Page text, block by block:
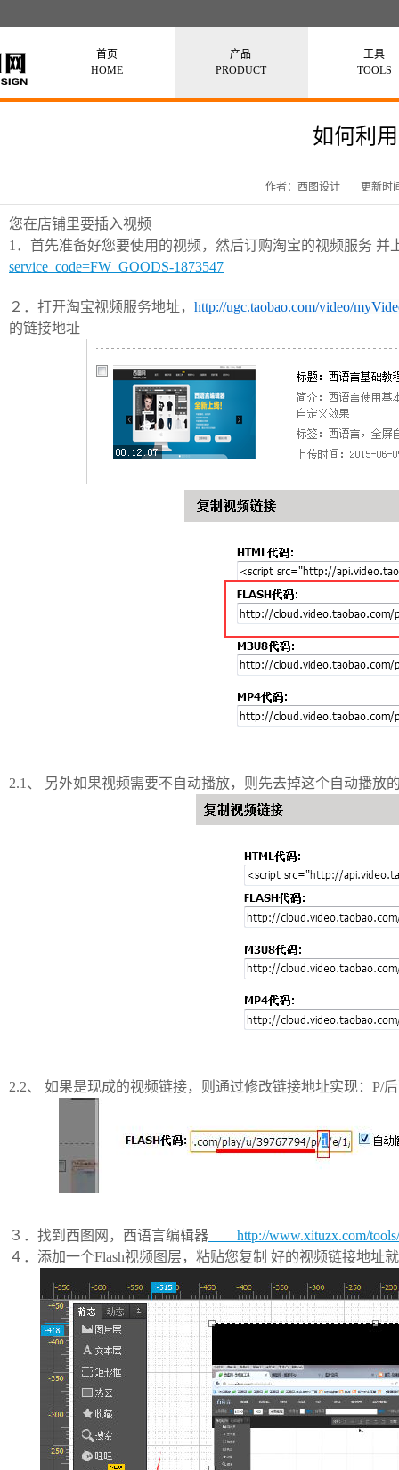
首页
HOME
产品
PRODUCT
工具
TOOLS
如何利
作者：西图设计 更新时
您在店铺里要插入视频
1．首先准备好您要使用的视频，然后订购淘宝的视频服务 并
service_code=FW_GOODS-1873547
２．打开淘宝视频服务地址， http://ugc.taobao.com/video/
的链接地址
2.1、 另外如果视频需要不自动播放，则先去掉这个自动播放
2.2、 如果是现成的视频链接，则通过修改链接地址实现：P/
３．找到西图网，西语言编辑器 http://www.xituzx.com/tools/
４．添加一个Flash视频图层，粘贴您复制 好的视频链接地